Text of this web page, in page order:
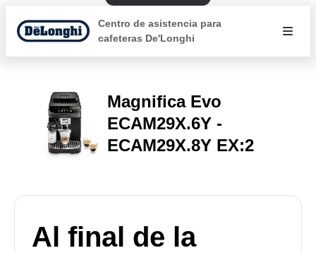
Centro de asistencia para
cafeteras De'Longhi
Magnifica Evo
ECAM29X.6Y -
ECAM29X.8Y EX:2
Al final de la